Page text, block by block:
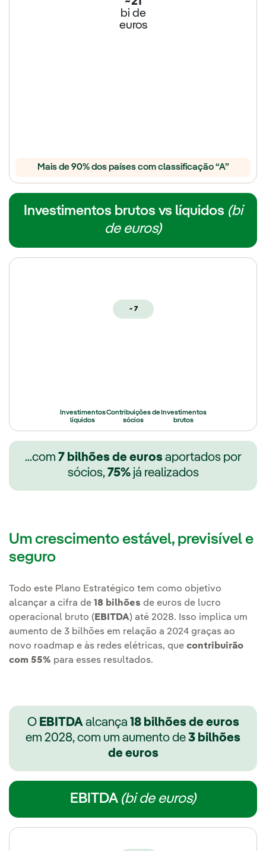
bi de
euros
Mais de 90% dos países com classificação “A”
Investimentos brutos vs líquidos (bi
de euros)
Investimentos
líquidos
~ 7
Contribuições de
sócios
Investimentos
brutos
...com 7 bilhões de eurosaportados por
sócios,75%já realizados
Um crescimento estável, previsível e
seguro
Todo este Plano Estratégico tem como objetivo
alcançar a cifra de 18 bilhões de euros de lucro
operacional bruto (EBITDA) até 2028. Isso implica um
aumento de 3 bilhões em relação a 2024 graças ao
novo roadmap e às redes elétricas, que contribuirão
com 55% para esses resultados.
O EBITDAalcança 18 bilhões de euros
em 2028, com um aumento de3 bilhões
de euros
EBITDA (bi de euros)